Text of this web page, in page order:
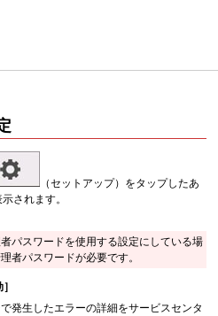
（セットアップ）をタップしたあ
されます。
パスワードを使用する設定にしている場
者パスワードが必要です。
］
発生したエラーの詳細をサービスセンタ